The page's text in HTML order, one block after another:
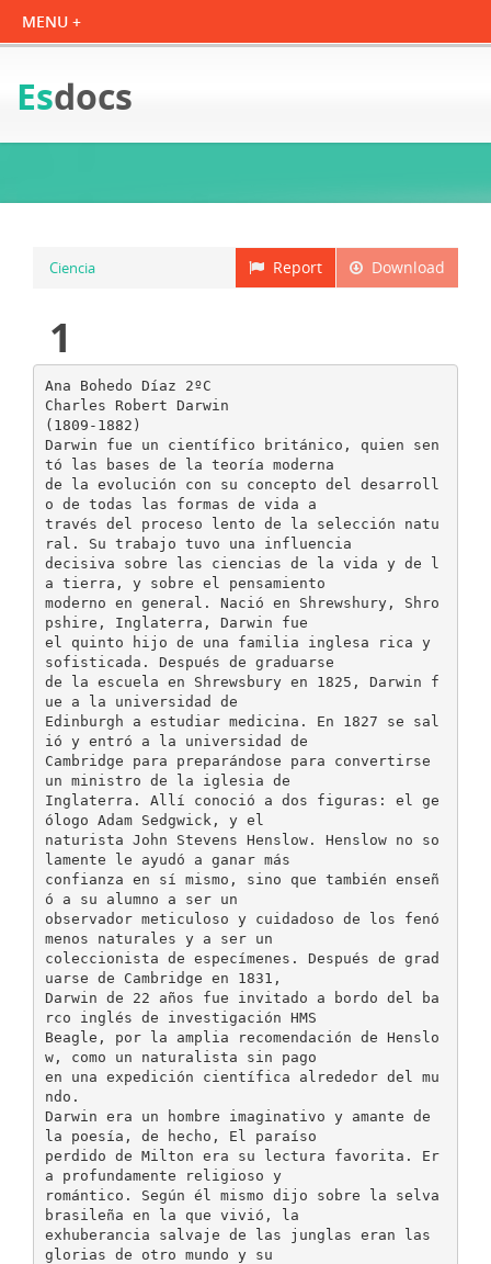
Esdocs
Download
Report
Ciencia
1
Ana Bohedo Díaz 2ºC
Charles Robert Darwin
(1809-1882)
Darwin fue un científico británico, quien sen
tó las bases de la teoría moderna
de la evolución con su concepto del desarroll
o de todas las formas de vida a
través del proceso lento de la selección natu
ral. Su trabajo tuvo una influencia
decisiva sobre las ciencias de la vida y de l
a tierra, y sobre el pensamiento
moderno en general. Nació en Shrewshury, Shro
pshire, Inglaterra, Darwin fue
el quinto hijo de una familia inglesa rica y
sofisticada. Después de graduarse
de la escuela en Shrewsbury en 1825, Darwin f
ue a la universidad de
Edinburgh a estudiar medicina. En 1827 se sal
ió y entró a la universidad de
Cambridge para preparándose para convertirse
un ministro de la iglesia de
Inglaterra. Allí conoció a dos figuras: el ge
ólogo Adam Sedgwick, y el
naturista John Stevens Henslow. Henslow no so
lamente le ayudó a ganar más
confianza en sí mismo, sino que también enseñ
ó a su alumno a ser un
observador meticuloso y cuidadoso de los fenó
menos naturales y a ser un
coleccionista de especímenes. Después de grad
uarse de Cambridge en 1831,
Darwin de 22 años fue invitado a bordo del ba
rco inglés de investigación HMS
Beagle, por la amplia recomendación de Henslo
w, como un naturalista sin pago
en una expedición científica alrededor del mu
ndo.
Darwin era un hombre imaginativo y amante de
la poesía, de hecho, El paraíso
perdido de Milton era su lectura favorita. Er
a profundamente religioso y
romántico. Según él mismo dijo sobre la selva
brasileña en la que vivió, la
exhuberancia salvaje de las junglas eran las
glorias de otro mundo y su